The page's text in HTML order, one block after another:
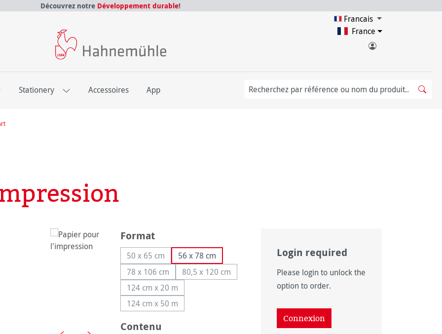
Découvrez notre Développement durable!
Francais
France
Stationery Accessoires App
Sélectionnez
Format
50 x 65 cm(Cette option n'est pas disponible pour le moment.)
56 x 78 cm
78 x 106 cm(Cette option n'est pas disponible pour le moment.)
80,5 x 120 cm(Cette option n'est pas disponible pour le moment.)
124 cm x 20 m(Cette option n'est pas disponible pour le moment.)
124 cm x 50 m(Cette option n'est pas disponible pour le moment.)
Sélectionnez
Contenu
Login required
Please login to unlock the
option to order.
Connexion